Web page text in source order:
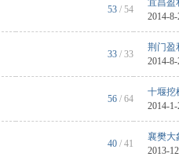
53 / 54
宜昌盈
2014-
33 / 33
荆门盈
2014-
56 / 64
十堰挖
2014-1-
40 / 41
襄樊大
2013-